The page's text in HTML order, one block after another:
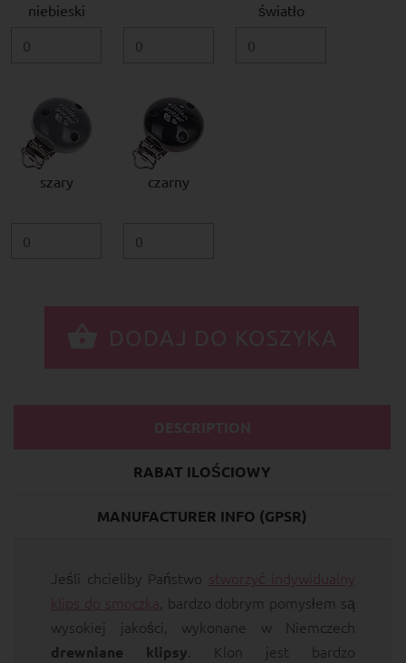
niebieski
światło
szary czarny
RABAT ILOŚCIOWY
MANUFACTURER INFO (GPSR)
Jeśli chcieliby Państwo stworzyć indywidualny
klips do smoczka , bardzo dobrym pomysłem są
wysokiej jakości, wykonane w Niemczech
drewniane klipsy . Klon jest bardzo